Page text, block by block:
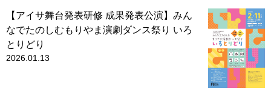
【アイサ舞台発表研修 成果発表公演】みん
なでたのしむもりやま演劇ダンス祭り いろ
とりどり
2026.01.13